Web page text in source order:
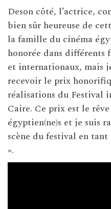
Deson côté, l’actrice,
bien sûr heureuse de
la famille du cinéma
honorée dans différents
et internationaux, mais
recevoir le prix
réalisations du
Caire. Ce prix est le
égyptien(ne)s et je suis
scène du festival en tant
».